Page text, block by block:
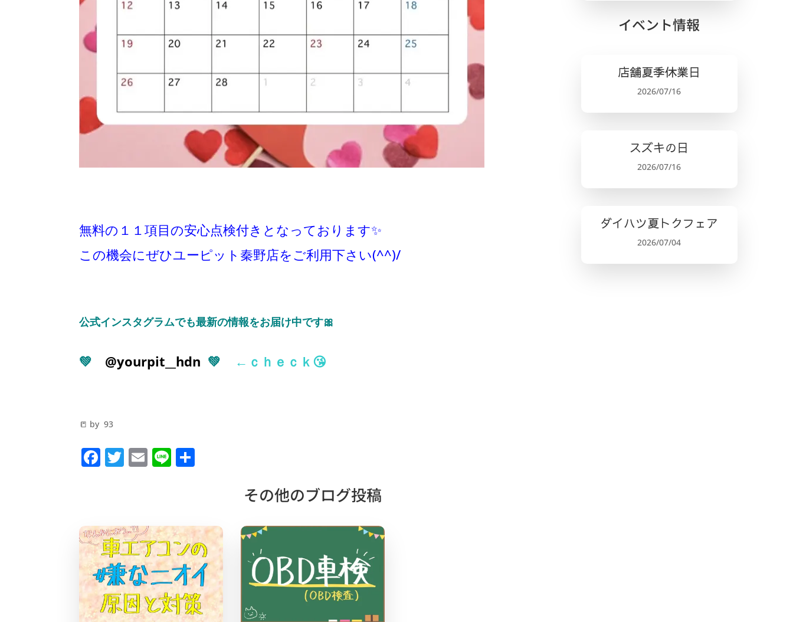
無料の１１項目の安心点検付きとなっております✨
この機会にぜひユーピット秦野店をご利用下さい(^^)/
公式インスタグラムでも最新の情報をお届け中です🎀
💚 @yourpit__hdn 💚 ←ｃｈｅｃｋ😘
📒 by 93
F
b
o
o
k
T
r
E Li
その他のブログ投稿
イベント情報
店舗夏季休業日
2026/07/16
スズキの日
2026/07/16
ダイハツ夏トクフェア
2026/07/04